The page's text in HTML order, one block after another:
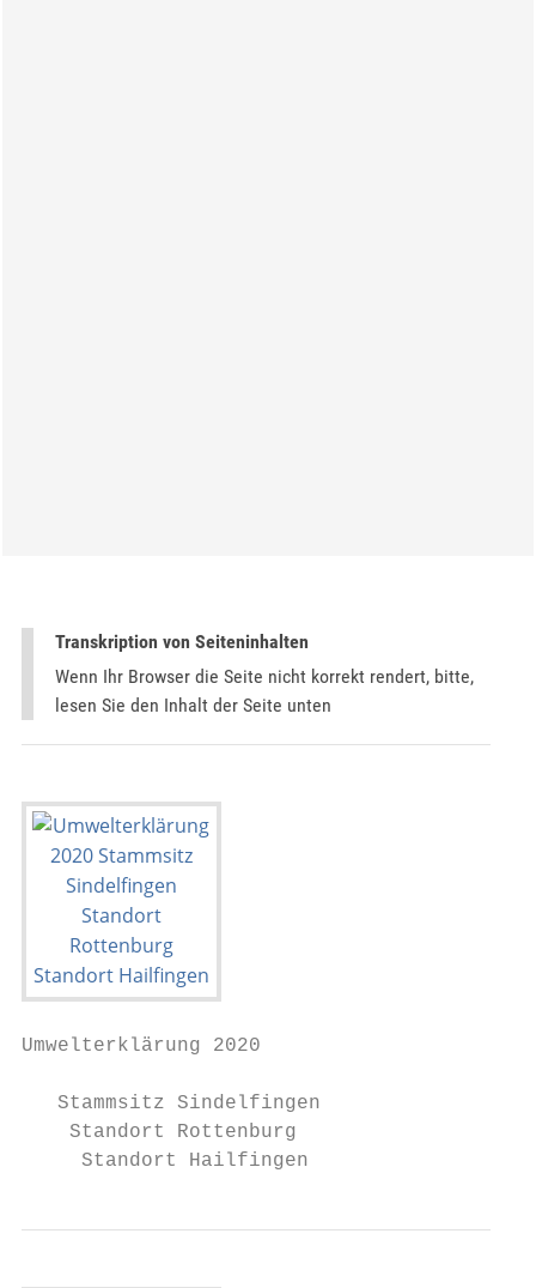
Transkription von Seiteninhalten
Wenn Ihr Browser die Seite nicht korrekt rendert, bitte,
lesen Sie den Inhalt der Seite unten
Umwelterklärung 2020
   Stammsitz Sindelfingen
    Standort Rottenburg
     Standort Hailfingen